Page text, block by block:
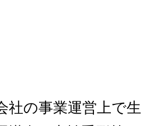
社の事業運営上で